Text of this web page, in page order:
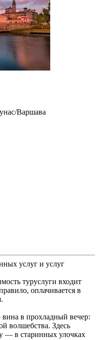
Варшава
услуг и услуг
туруслуги входит
оплачивается в
в прохладный вечер:
волшебства. Здесь
— в старинных улочках